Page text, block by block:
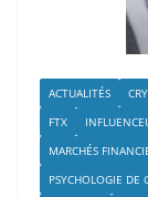
ACTUALITÉS
FTX
MARCHÉS
PSYCHOLOGIE DE